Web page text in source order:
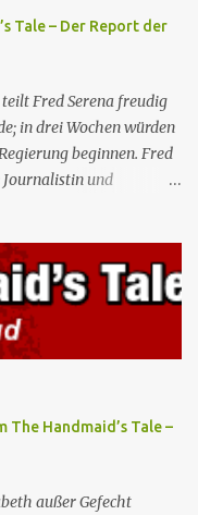
Tale – Der Report der
Fred Serena freudig
in drei Wochen würden
beginnen. Fred
Journalistin und
ab. Gegenwart. Die
Mexiko, um ein für
zu unterzeichnen.
mit ihrem Buch „Der
gilt und einen
andere Mägde werden
June nutzt die
sprechen, ...
Handmaid’s Tale –
außer Gefecht